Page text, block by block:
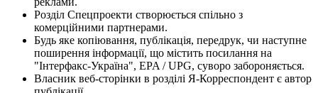
Розділ Спецпроекти створюється спільно з
комерційними партнерами.
Будь яке копіювання, публікація, передрук, чи наступне
поширення інформації, що містить посилання на
"Інтерфакс-Україна", EPA / UPG, суворо забороняється.
Власник веб-сторінки в розділі Я-Корреспондент є автор